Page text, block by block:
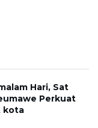
Hari, Sat
Perkuat
kota